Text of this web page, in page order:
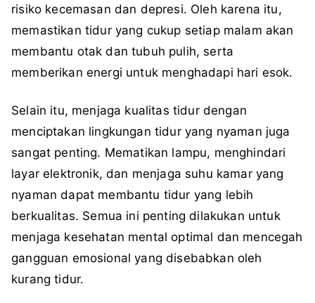
risiko kecemasan dan depresi. Oleh karena itu,
memastikan tidur yang cukup setiap malam akan
membantu otak dan tubuh pulih, serta
memberikan energi untuk menghadapi hari esok.
Selain itu, menjaga kualitas tidur dengan
menciptakan lingkungan tidur yang nyaman juga
sangat penting. Mematikan lampu, menghindari
layar elektronik, dan menjaga suhu kamar yang
nyaman dapat membantu tidur yang lebih
berkualitas. Semua ini penting dilakukan untuk
menjaga kesehatan mental optimal dan mencegah
gangguan emosional yang disebabkan oleh
kurang tidur.